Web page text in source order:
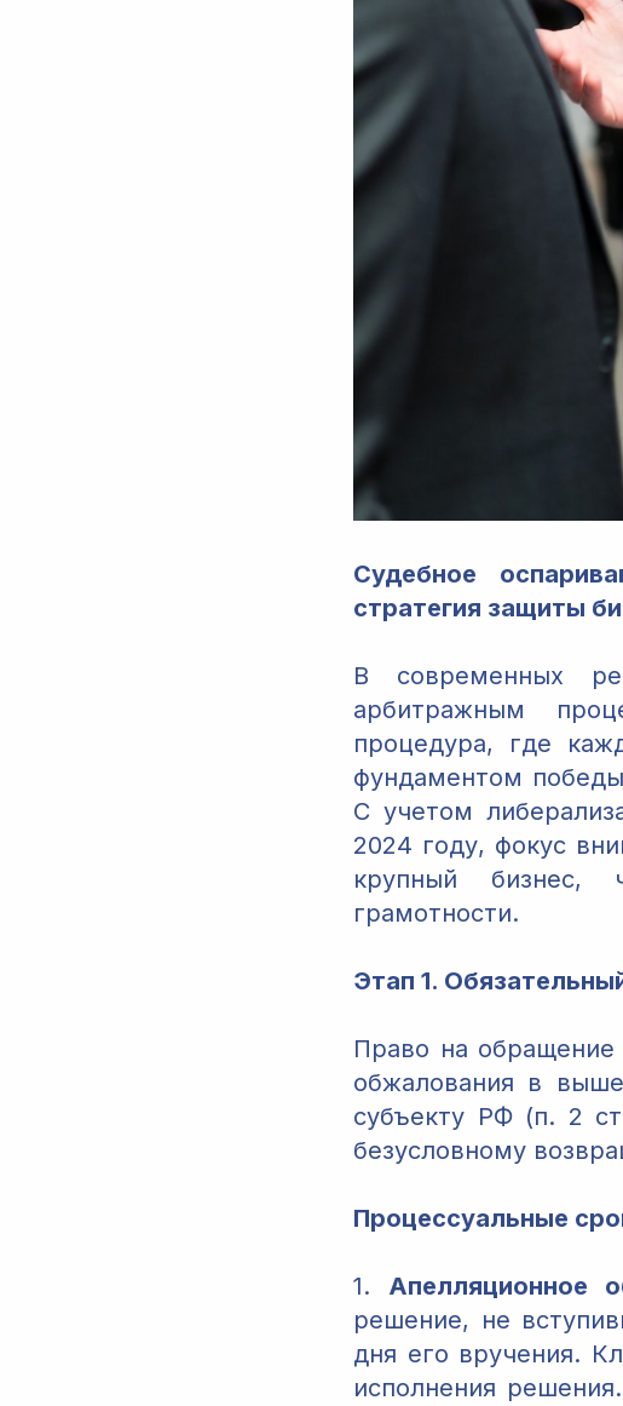
Судебное
стратегия защиты
В современных
арбитражным
процедура, где
фундаментом
С учетом
2024 году, фокус
крупный бизнес,
грамотности.
Этап 1.
Право на обращение
обжалования в
субъекту РФ (п. 2
безусловному
Процессуальные
1. Апелляционное
решение, не
дня его вручения.
исполнения